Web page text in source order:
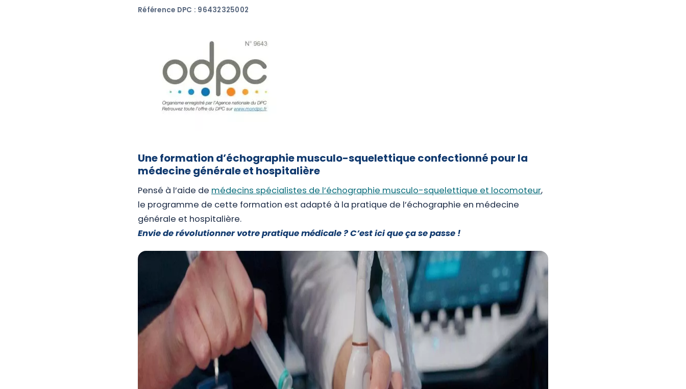
Référence DPC : 96432325002
Une formation d’échographie musculo-squelettique confectionné pour la
médecine générale et hospitalière
Pensé à l’aide de médecins spécialistes de l’échographie musculo-squelettique et locomoteur,
le programme de cette formation est adapté à la pratique de l’échographie en médecine
générale et hospitalière.
Envie de révolutionner votre pratique médicale ? C’est ici que ça se passe !